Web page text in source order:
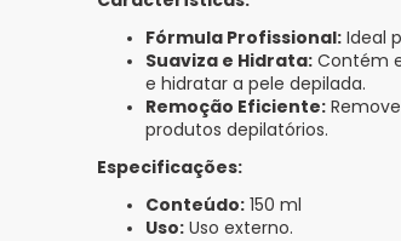
Fórmula Profissional: Ideal
Suaviza e Hidrata: Contém
e hidratar a pele depilada.
Remoção Eficiente:
produtos depilatórios.
Especificações:
Conteúdo: 150 ml
Uso: Uso externo.